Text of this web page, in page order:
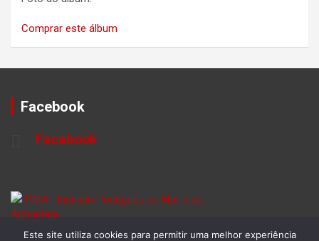
Comprar este álbum
Facebook
Facebook
Este site utiliza cookies para permitir uma melhor experiência